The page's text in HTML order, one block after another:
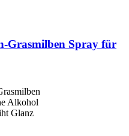
​Grasmilben Spray für
Alkohol
Glanz